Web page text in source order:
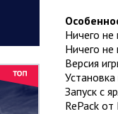
Ничего не
Ничего не
Версия
Запуск с
RePack от